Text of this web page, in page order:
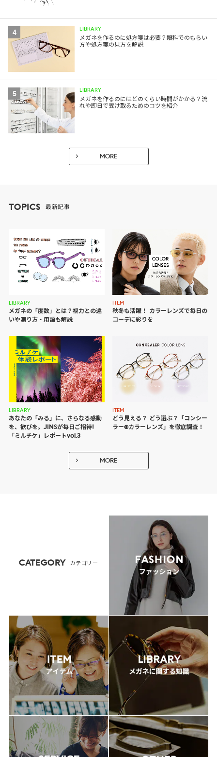
4
LIBRARY
メガネを作るのに処方箋は必要？眼科でのもらい
方や処方箋の見方を解説
5
LIBRARY
メガネを作るのにはどのくらい時間がかかる？流
れや即日で受け取るためのコツを紹介
MORE
TOPICS 最新記事
LIBRARY
メガネの「度数」とは？視力との違
いや測り方・用語も解説
ITEM
秋冬も活躍！ カラーレンズで毎日の
コーデに彩りを
LIBRARY
あなたの「みる」に、さらなる感動
を、歓びを。JINSが毎日ご招待!
「ミルチケ」レポートvol.3
ITEM
どう見える？ どう選ぶ？
「コンシー
ラー®カラーレンズ」を徹底調査！
MORE
CATEGORY カテゴリー